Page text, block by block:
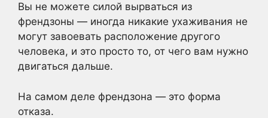
Вы не можете силой вырваться из
френдзоны — иногда никакие ухаживания не
могут завоевать расположение другого
человека, и это просто то, от чего вам нужно
двигаться дальше.
На самом деле френдзона — это форма
отказа.